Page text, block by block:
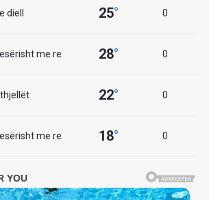
diell 25° 0
me re 28° 0
22° 0
me re 18° 0